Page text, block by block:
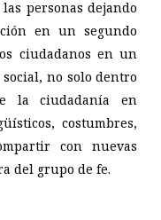
personas dejando
en un segundo
ciudadanos en un
no solo dentro
laciudadanía en
costumbres,
con nuevas
del grupo de fe.